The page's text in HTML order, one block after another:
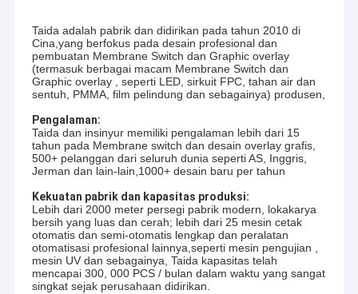
Taida adalah pabrik dan didirikan pada tahun 2010 di
Cina,yang berfokus pada desain profesional dan
pembuatan Membrane Switch dan Graphic overlay
(termasuk berbagai macam Membrane Switch dan
Graphic overlay , seperti LED, sirkuit FPC, tahan air dan
sentuh, PMMA, film pelindung dan sebagainya) produsen,
Pengalaman:
Taida dan insinyur memiliki pengalaman lebih dari 15
tahun pada Membrane switch dan desain overlay grafis,
500+ pelanggan dari seluruh dunia seperti AS, Inggris,
Jerman dan lain-lain,1000+ desain baru per tahun
Kekuatan pabrik dan kapasitas produksi:
Lebih dari 2000 meter persegi pabrik modern, lokakarya
bersih yang luas dan cerah; lebih dari 25 mesin cetak
otomatis dan semi-otomatis lengkap dan peralatan
otomatisasi profesional lainnya,seperti mesin pengujian ,
mesin UV dan sebagainya, Taida kapasitas telah
mencapai 300, 000 PCS / bulan dalam waktu yang sangat
singkat sejak perusahaan didirikan.